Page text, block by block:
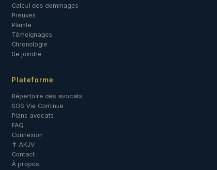
Calcul des dommages
Preuves
Plainte
Témoignages
Chronologie
Se joindre
Plateforme
Répertoire des avocats
SOS Vie Continue
Plans avocats
FAQ
Connexion
✝ AKJV
Contact
À propos